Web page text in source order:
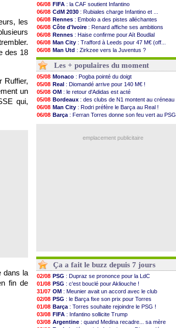
les
des 18
Ruffier,
un
qui,
dans la
fin de
06/08 FIFA : la CAF soutient Infantino
06/08 CdM 2030 : Rubiales charge Infantino et ...
06/08 Rennes : Embolo a des pistes alléchantes
06/08 Côte d'Ivoire : Renard affiche ses ambitions
06/08 Rennes : Haise confirme pour Aït Boudlal
06/08 Man City : Trafford à Leeds pour 47 M€ (off...
06/08 Man Utd : Zirkzee vers la Juventus ?
06/08 Amical: Monaco s'impose contre Getafe
06/08
Nantes : Der Zakarian et sa relation avec Kita
06/08 OM: le club prêt à libérer Kondogbia ?
06/08 Monaco : le message touchant d'Akliouche
06/08 FIFA : Tebas en remet une couche
06/08 FIFA : l'UEFA maintient la pression
06/08 PSG: Tebas encense Luis Enrique
06/08 Real : Vinicius jusqu'en 2032 (officiel)
06/08 Lyon: Mangala va rejoindre Getafe
: Junior Diaz jusqu'en 2030 (officiel)
Les + populaires du moment
05/08 Monaco : Pogba pointé du doigt
05/08 Real : Diomandé arrive pour 140 M€ !
05/08 OM : le retour d'Adidas est acté
05/08 Bordeaux : des clubs de N1 montent au créneau
06/08 Man City : Rodri préfère le Barça au Real !
06/08 Barça : Ferran Torres donne son feu vert au PSG
emplacement publicitaire
Ça a fait le buzz depuis 7 jours
02/08 PSG : Dupraz se prononce pour la LdC
01/08 PSG : c'est bouclé pour Akliouche !
31/07 OM : Meunier avait un accord avec le club
02/08 PSG : le Barça fixe son prix pour Torres
01/08 Barça : Torres souhaite rejoindre le PSG !
03/08 FIFA : Infantino sollicite Trump
03/08 Argentine : quand Medina recadre... sa mère